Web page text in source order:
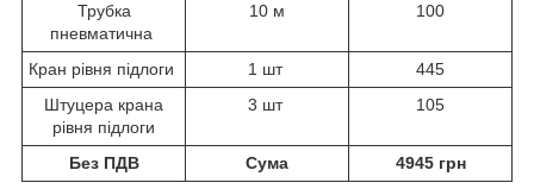
Трубка
пневматична
10 м 100
Кран рівня підлоги 1 шт
445
Штуцера крана
рівня підлоги
3 шт 105
Без ПДВ Сума 4945 грн